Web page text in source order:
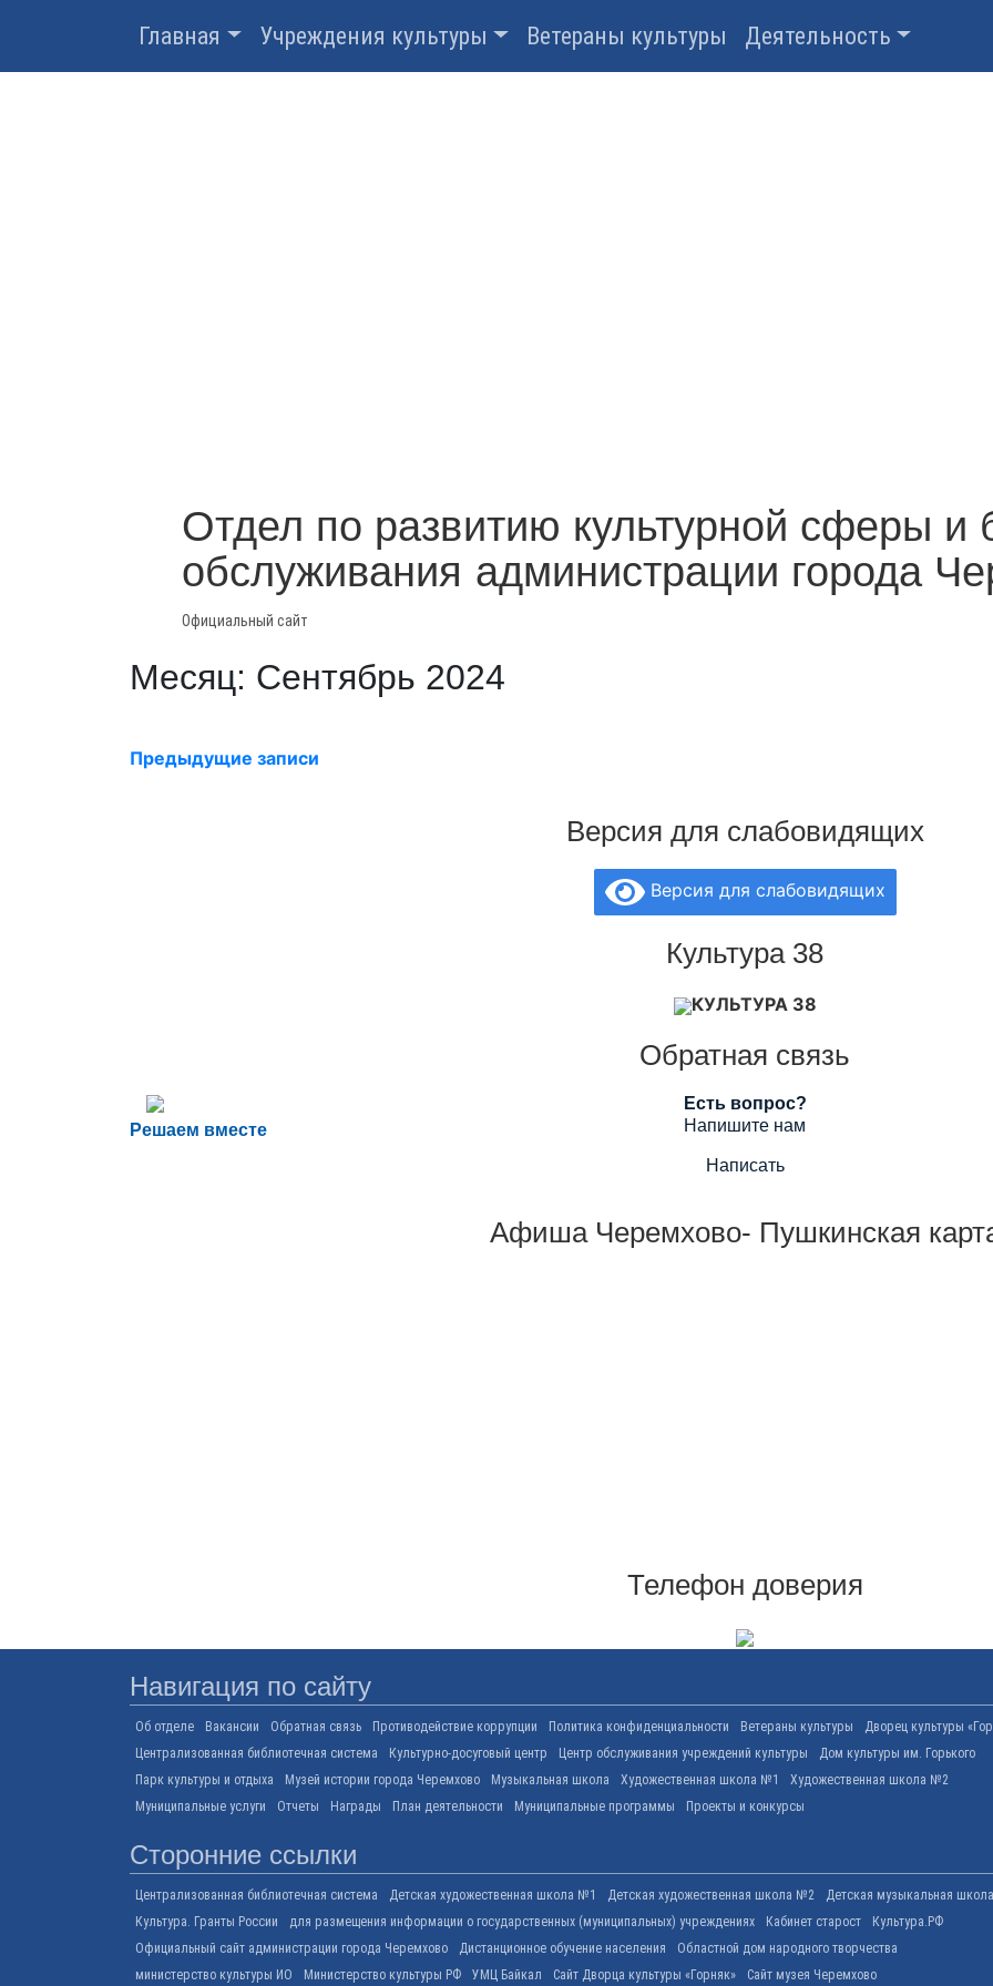
Главная Учреждения культуры Ветераны культуры Деятельность
Отдел по развитию культурной сферы и
обслуживания администрации города
Официальный сайт
Месяц: Сентябрь 2024
Предыдущие записи
Версия для слабовидящих
Версия для слабовидящих
Культура 38
КУЛЬТУРА 38
Обратная связь
Решаем вместе
Есть вопрос?
Напишите нам
Написать
Афиша Черемхово- Пушкинская
Телефон доверия
Навигация по сайту
Об отделе Вакансии Обратная связь Противодействие коррупции Политика конфиденциальности Ветераны культуры
Дворец культуры
Централизованная библиотечная система
Культурно-досуговый центр Центр обслуживания учреждений культуры
Дом культуры им. Горького
Парк культуры и отдыха
Музей истории города Черемхово Музыкальная школа Художественная школа №1
Художественная школа №2
Муниципальные услуги
Отчеты Награды План деятельности Муниципальные программы Проекты и конкурсы
Сторонние ссылки
Централизованная библиотечная система Детская художественная школа №1 Детская художественная школа №2
Детская музыкальная школа
Культура. Гранты России
для размещения информации о государственных (муниципальных) учреждениях Кабинет старост
Культура.РФ
Официальный сайт администрации города Черемхово
Дистанционное обучение населения
Областной дом народного творчества
министерство культуры ИО
Министерство культуры РФ УМЦ Байкал Сайт Дворца культуры «Горняк» Сайт музея Черемхово